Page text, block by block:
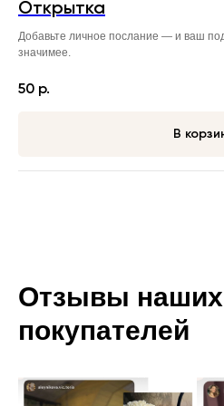
Открытка
Добавьте личное послание — и ваш
значимее.
50 р.
В
Отзывы наших
покупателей